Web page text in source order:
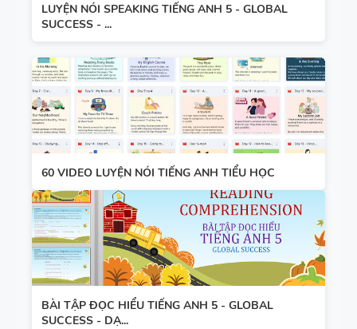
LUYỆN NÓI SPEAKING TIẾNG ANH 5 - GLOBAL
SUCCESS - ...
60 VIDEO LUYỆN NÓI TIẾNG ANH TIỂU HỌC
BÀI TẬP ĐỌC HIỂU TIẾNG ANH 5 - GLOBAL
SUCCESS - DẠ...